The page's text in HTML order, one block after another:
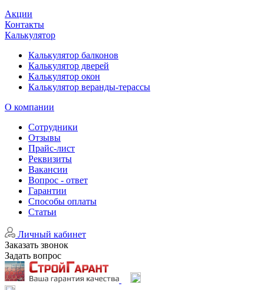
Акции
Контакты
Калькулятор
Калькулятор балконов
Калькулятор дверей
Калькулятор окон
Калькулятор веранды-терассы
О компании
Сотрудники
Отзывы
Прайс-лист
Реквизиты
Вакансии
Вопрос - ответ
Гарантии
Способы оплаты
Статьи
Личный кабинет
Заказать звонок
Задать вопрос